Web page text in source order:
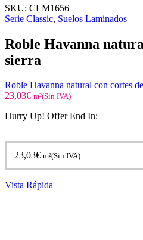
SKU: CLM1656
Serie Classic, Suelos Laminados
Roble Havanna
sierra
Roble Havanna natural con cortes
23,03€ m²(Sin IVA)
Hurry Up! Offer End In:
23,03€ m²(Sin IVA)
Vista Rápida